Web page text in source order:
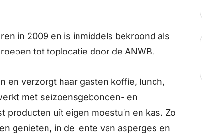
in 2009 en is inmiddels bekroond als
tot toplocatie door de ANWB.
en verzorgt haar gasten koffie, lunch,
met seizoensgebonden- en
producten uit eigen moestuin en kas. Zo
genieten, in de lente van asperges en